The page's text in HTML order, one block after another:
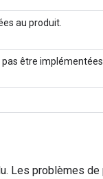
au produit.
être
Les problèmes